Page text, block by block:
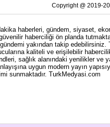
Copyright @ 2019-
haberleri, gündem, siyaset,
haberciliği ön planda
yakından takip
kaliteli ve erişilebilir
sağlık alanındaki yenilikler
uygun modern yayın
sunmaktadır. TurkMedyasi.com